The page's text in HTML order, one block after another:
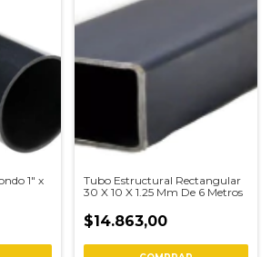
1" x
Tubo Estructural Rectangular
30 X 10 X 1.25 Mm De 6 Metros
$14.863,00